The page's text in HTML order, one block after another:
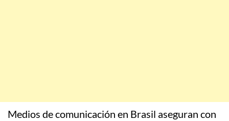
Medios de comunicación en Brasil aseguran con